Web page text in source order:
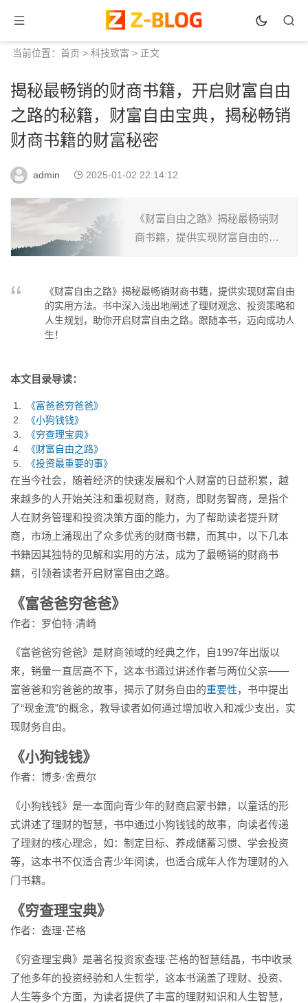
当前位置： 首页 > 科技致富 > 正文
揭秘最畅销的财商书籍，开启财富自由
之路的秘籍，财富自由宝典，揭秘畅销
财商书籍的财富秘密
admin 2025-01-02 22:14:12
《财富自由之路》揭秘最畅销财
商书籍，提供实现财富自由的实
划，助你开启财富自由之路。跟
随本书，迈向成功人生！...
《财富自由之路》揭秘最畅销财商书籍，提供实现财富自由
的实用方法。书中深入浅出地阐述了理财观念、投资策略和
人生规划，助你开启财富自由之路。跟随本书，迈向成功人
生！
本文目录导读：
《富爸爸穷爸爸》
《小狗钱钱》
《穷查理宝典》
《财富自由之路》
《投资最重要的事》
在当今社会，随着经济的快速发展和个人财富的日益积累，越
来越多的人开始关注和重视财商，财商，即财务智商，是指个
人在财务管理和投资决策方面的能力，为了帮助读者提升财
商，市场上涌现出了众多优秀的财商书籍，而其中，以下几本
书籍因其独特的见解和实用的方法，成为了最畅销的财商书
籍，引领着读者开启财富自由之路。
《富爸爸穷爸爸》
作者：罗伯特·清崎
《富爸爸穷爸爸》是财商领域的经典之作，自1997年出版以
来，销量一直居高不下，这本书通过讲述作者与两位父亲——
富爸爸和穷爸爸的故事，揭示了财务自由的重要性，书中提出
了“现金流”的概念，教导读者如何通过增加收入和减少支出，实
现财务自由。
《小狗钱钱》
作者：博多·舍费尔
《小狗钱钱》是一本面向青少年的财商启蒙书籍，以童话的形
式讲述了理财的智慧，书中通过小狗钱钱的故事，向读者传递
了理财的核心理念，如：制定目标、养成储蓄习惯、学会投资
等，这本书不仅适合青少年阅读，也适合成年人作为理财的入
门书籍。
《穷查理宝典》
作者：查理·芒格
《穷查理宝典》是著名投资家查理·芒格的智慧结晶，书中收录
了他多年的投资经验和人生哲学，这本书涵盖了理财、投资、
人生等多个方面，为读者提供了丰富的理财知识和人生智慧，